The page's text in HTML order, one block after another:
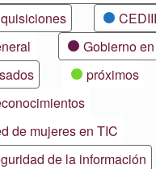
Gobierno
próximos
de mujeres en TIC
de la información